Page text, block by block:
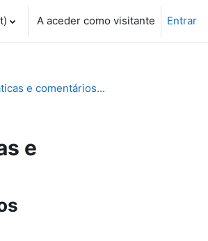
A aceder como visitante Entrar
e comentários...
e